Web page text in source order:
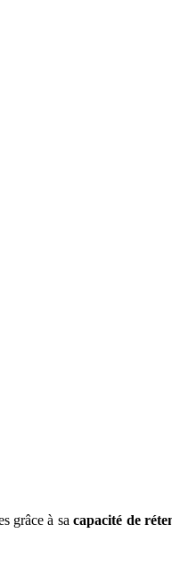
grâce à sacapacité de